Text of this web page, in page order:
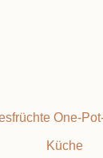
One-
Küche